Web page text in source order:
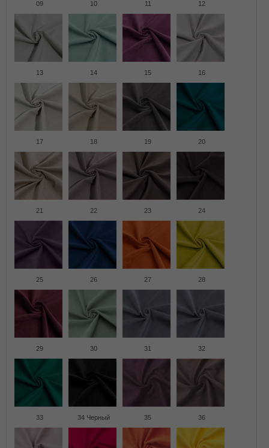
09 10 11 12
13 14 15 16
17 18 19 20
21 22 23 24
25 26 27 28
29 30 31 32
33 34 Черный 35 36